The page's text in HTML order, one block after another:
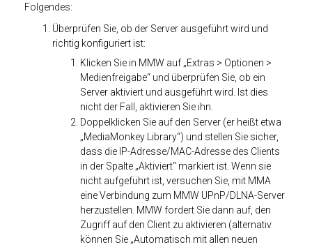
Folgendes:
Überprüfen Sie, ob der Server ausgeführt wird und
richtig konfiguriert ist:
Klicken Sie in MMW auf „Extras > Optionen >
Medienfreigabe“ und überprüfen Sie, ob ein
Server aktiviert und ausgeführt wird. Ist dies
nicht der Fall, aktivieren Sie ihn.
Doppelklicken Sie auf den Server (er heißt etwa
„MediaMonkey Library“) und stellen Sie sicher,
dass die IP-Adresse/MAC-Adresse des Clients
in der Spalte „Aktiviert“ markiert ist. Wenn sie
nicht aufgeführt ist, versuchen Sie, mit MMA
eine Verbindung zum MMW UPnP/DLNA-Server
herzustellen. MMW fordert Sie dann auf, den
Zugriff auf den Client zu aktivieren (alternativ
können Sie „Automatisch mit allen neuen